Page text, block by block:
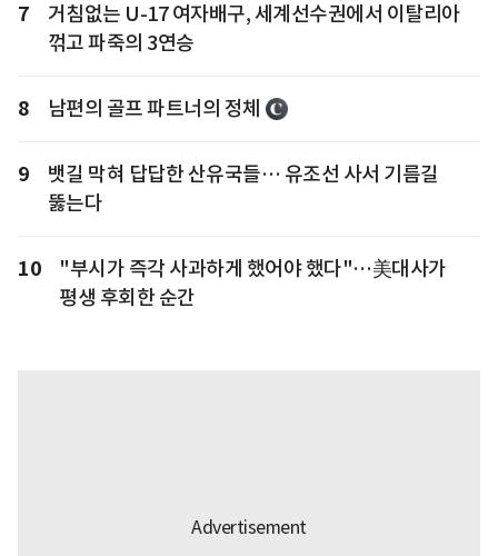
7
거침없는 U-17 여자배구, 세계선수권에서 이탈리아
꺾고 파죽의 3연승
8 남편의 골프 파트너의 정체
9
뱃길 막혀 답답한 산유국들… 유조선 사서 기름길
뚫는다
10
"부시가 즉각 사과하게 했어야 했다"…美대사가
평생 후회한 순간